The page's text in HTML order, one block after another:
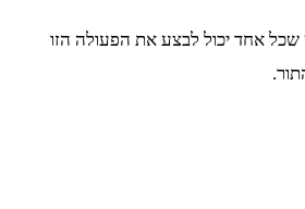
שכל אחד יכול לבצע את הפעולה הזו